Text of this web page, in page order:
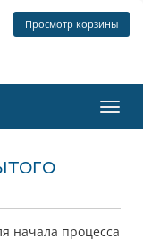
Просмотр корзины
начала процесса